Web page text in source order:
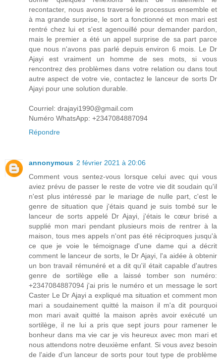
recontacter, nous avons traversé le processus ensemble et
à ma grande surprise, le sort a fonctionné et mon mari est
rentré chez lui et s'est agenouillé pour demander pardon,
mais le premier a été un appel surprise de sa part parce
que nous n'avons pas parlé depuis environ 6 mois. Le Dr
Ajayi est vraiment un homme de ses mots, si vous
rencontrez des problèmes dans votre relation ou dans tout
autre aspect de votre vie, contactez le lanceur de sorts Dr
Ajayi pour une solution durable.
Courriel: drajayi1990@gmail.com
Numéro WhatsApp: +2347084887094
Répondre
annonymous 2 février 2021 à 20:06
Comment vous sentez-vous lorsque celui avec qui vous
aviez prévu de passer le reste de votre vie dit soudain qu'il
n'est plus intéressé par le mariage de nulle part, c'est le
genre de situation que j'étais quand je suis tombé sur le
lanceur de sorts appelé Dr Ajayi, j'étais le cœur brisé a
supplié mon mari pendant plusieurs mois de rentrer à la
maison, tous mes appels n'ont pas été réciproques jusqu'à
ce que je voie le témoignage d'une dame qui a décrit
comment le lanceur de sorts, le Dr Ajayi, l'a aidée à obtenir
un bon travail rémunéré et a dit qu'il était capable d'autres
genre de sortilège elle a laissé tomber son numéro:
+2347084887094 j'ai pris le numéro et un message le sort
Caster Le Dr Ajayi a expliqué ma situation et comment mon
mari a soudainement quitté la maison il m'a dit pourquoi
mon mari avait quitté la maison après avoir exécuté un
sortilège, il ne lui a pris que sept jours pour ramener le
bonheur dans ma vie car je vis heureux avec mon mari et
nous attendons notre deuxième enfant. Si vous avez besoin
de l'aide d'un lanceur de sorts pour tout type de problème